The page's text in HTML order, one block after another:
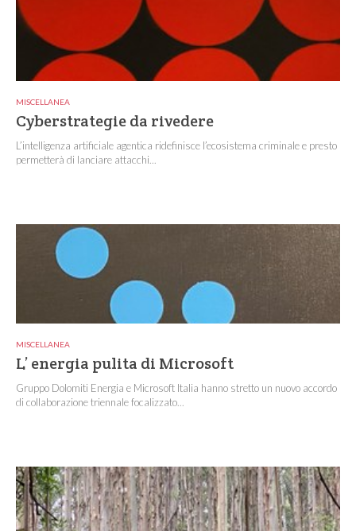
MISCELLANEA
Cyberstrategie da rivedere
L’intelligenza artificiale agentica ridefinisce l’ecosistema criminale e presto
permetterà di lanciare attacchi...
MISCELLANEA
L’ energia pulita di Microsoft
Gruppo Dolomiti Energia e Microsoft Italia hanno stretto un nuovo accordo
di collaborazione triennale focalizzato...